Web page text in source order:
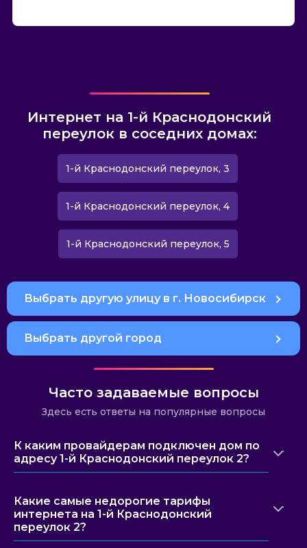
Интернет на 1-й Краснодонский
переулок в соседних домах:
1-й Краснодонский переулок, 3
1-й Краснодонский переулок, 4
1-й Краснодонский переулок, 5
Выбрать другую улицу в г. Новосибирск
Выбрать другой город
Часто задаваемые вопросы
Здесь есть ответы на популярные вопросы
К каким провайдерам подключен дом по
адресу 1-й Краснодонский переулок 2?
Какие самые недорогие тарифы
интернета на 1-й Краснодонский
переулок 2?